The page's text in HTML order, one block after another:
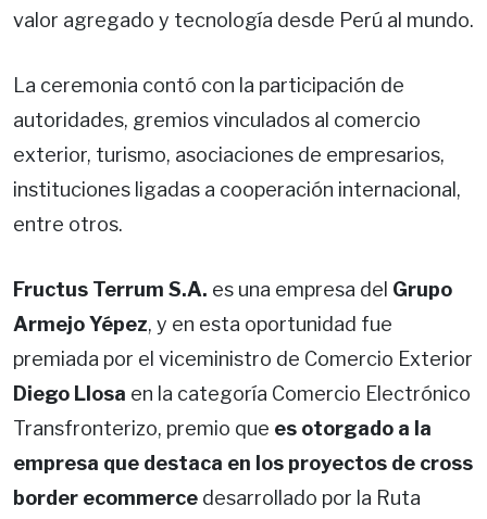
valor agregado y tecnología desde Perú al mundo.
La ceremonia contó con la participación de
autoridades, gremios vinculados al comercio
exterior, turismo, asociaciones de empresarios,
instituciones ligadas a cooperación internacional,
entre otros.
Fructus Terrum S.A. es una empresa del Grupo
Armejo Yépez, y en esta oportunidad fue
premiada por el viceministro de Comercio Exterior
Diego Llosa en la categoría Comercio Electrónico
Transfronterizo, premio que es otorgado a la
empresa que destaca en los proyectos de cross
border ecommerce desarrollado por la Ruta